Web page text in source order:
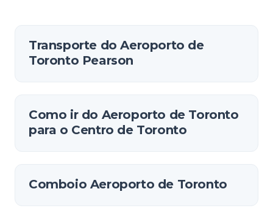
Transporte do Aeroporto de
Toronto Pearson
Como ir do Aeroporto de Toronto
para o Centro de Toronto
Comboio Aeroporto de Toronto